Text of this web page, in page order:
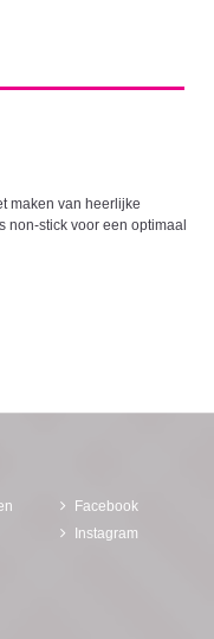
maken van heerlijke
non-stick voor een optimaal
Facebook
Instagram